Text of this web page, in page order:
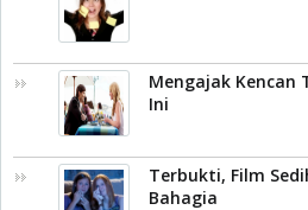
Mengajak Kencan
Ini
Terbukti, Film
Bahagia